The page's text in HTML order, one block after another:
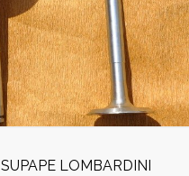
SUPAPE LOMBARDINI